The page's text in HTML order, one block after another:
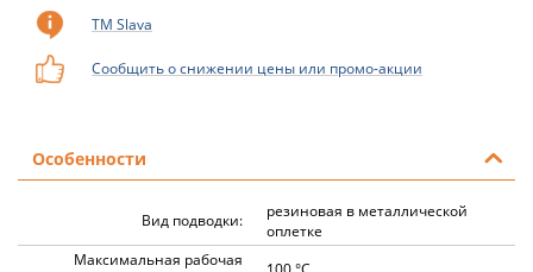
ТМ Slava
Сообщить о снижении цены или промо-акции
Особенности
Вид подводки:
резиновая в металлической
оплетке
Максимальная рабочая